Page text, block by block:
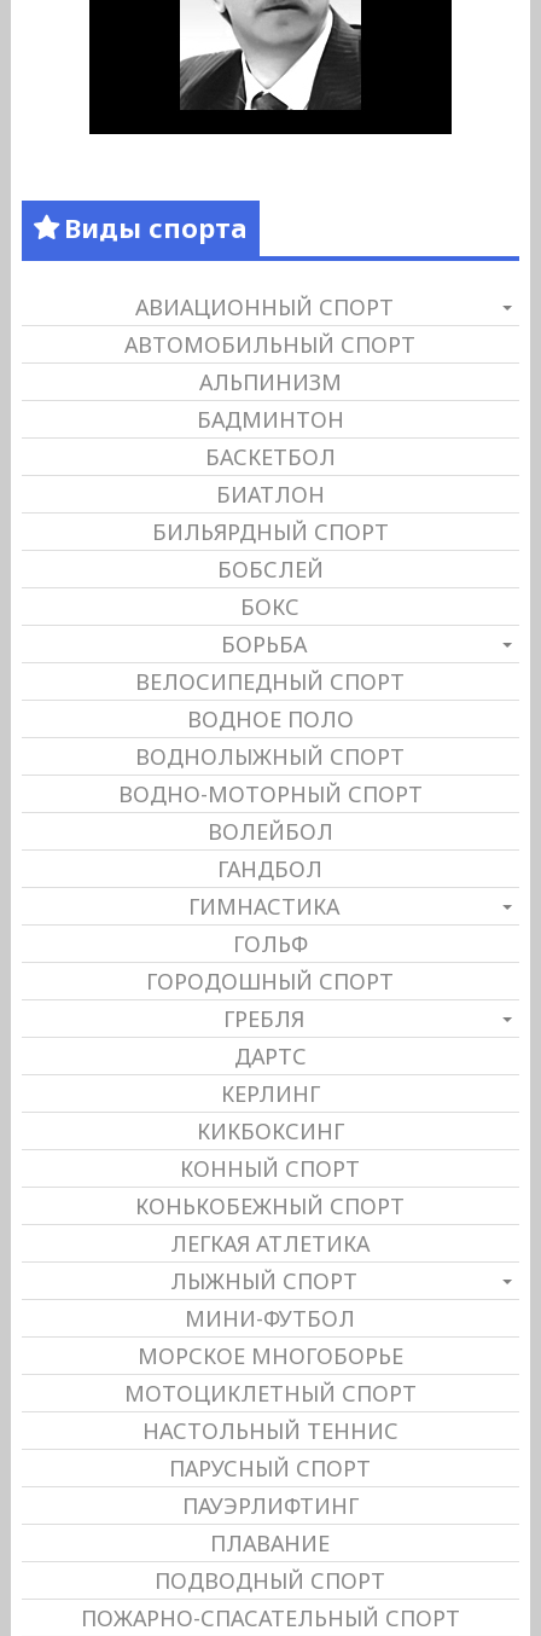
Виды спорта
АВИАЦИОННЫЙ СПОРТ
АВТОМОБИЛЬНЫЙ СПОРТ
АЛЬПИНИЗМ
БАДМИНТОН
БАСКЕТБОЛ
БИАТЛОН
БИЛЬЯРДНЫЙ СПОРТ
БОБСЛЕЙ
БОКС
БОРЬБА
ВЕЛОСИПЕДНЫЙ СПОРТ
ВОДНОЕ ПОЛО
ВОДНОЛЫЖНЫЙ СПОРТ
ВОДНО-МОТОРНЫЙ СПОРТ
ВОЛЕЙБОЛ
ГАНДБОЛ
ГИМНАСТИКА
ГОЛЬФ
ГОРОДОШНЫЙ СПОРТ
ГРЕБЛЯ
ДАРТС
КЕРЛИНГ
КИКБОКСИНГ
КОННЫЙ СПОРТ
КОНЬКОБЕЖНЫЙ СПОРТ
ЛЕГКАЯ АТЛЕТИКА
ЛЫЖНЫЙ СПОРТ
МИНИ-ФУТБОЛ
МОРСКОЕ МНОГОБОРЬЕ
МОТОЦИКЛЕТНЫЙ СПОРТ
НАСТОЛЬНЫЙ ТЕННИС
ПАРУСНЫЙ СПОРТ
ПАУЭРЛИФТИНГ
ПЛАВАНИЕ
ПОДВОДНЫЙ СПОРТ
ПОЖАРНО-СПАСАТЕЛЬНЫЙ СПОРТ